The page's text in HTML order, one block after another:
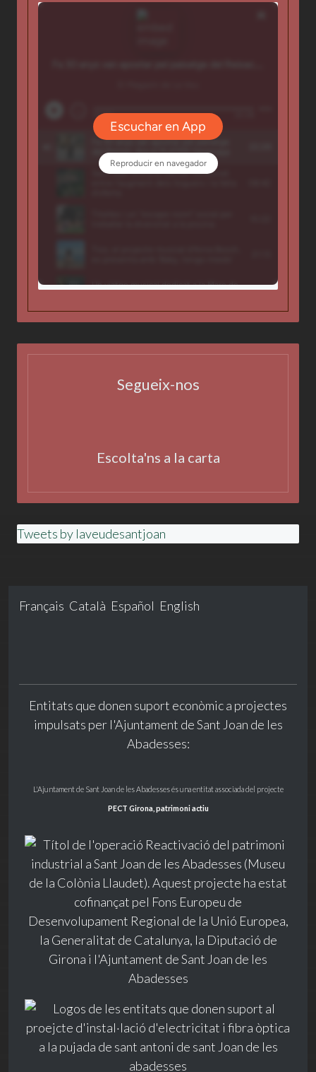
Segueix-nos
Escolta'ns a la carta
Tweets by laveudesantjoan
Français Català Español English
Entitats que donen suport econòmic a projectes
impulsats per l'Ajuntament de Sant Joan de les
Abadesses:
L'Ajuntament de Sant Joan de les Abadesses és una entitat associada del projecte
PECT Girona, patrimoni actiu